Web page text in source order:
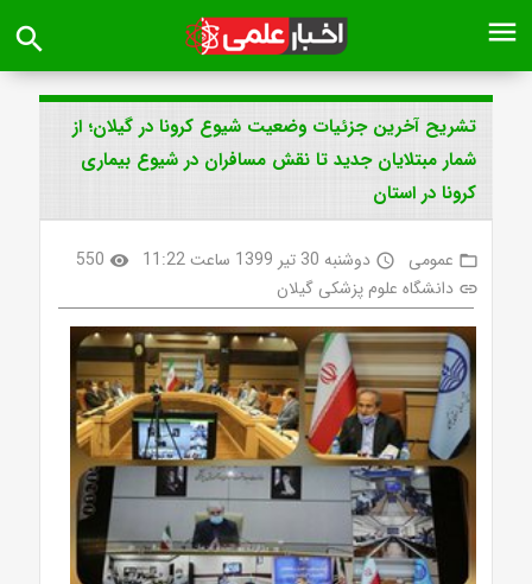
menu
search
تشریح آخرین جزئیات وضعیت شیوع کرونا در گیلان؛ از
شمار مبتلایان جدید تا نقش مسافران در شیوع بیماری
کرونا در استان
folder_open عمومی access_time دوشنبه 30 تیر 1399 ساعت 11:22 visibility
550
link دانشگاه علوم پزشکی گیلان